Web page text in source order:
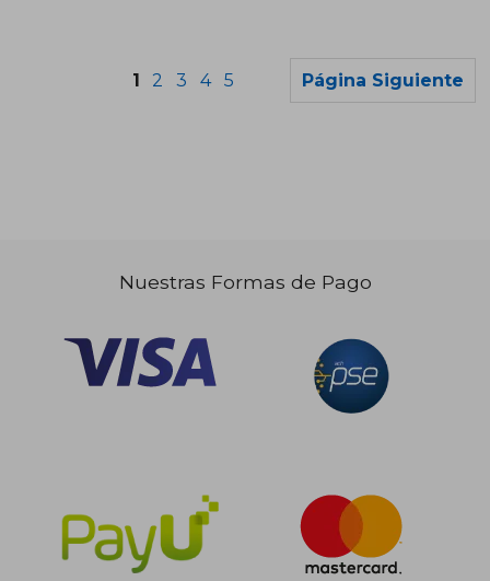
1 2 3 4 5 Página Siguiente
Nuestras Formas de Pago